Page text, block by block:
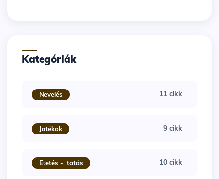
Kategóriák
Nevelés 11 cikk
Játékok 9 cikk
Etetés - Itatás 10 cikk